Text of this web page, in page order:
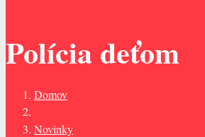
Polícia deťom
Domov
Novinky